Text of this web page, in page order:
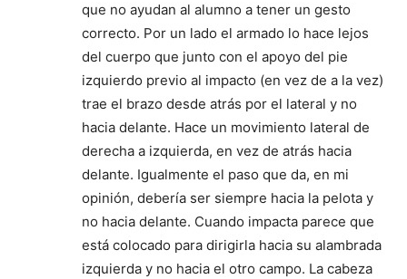
que no ayudan al alumno a tener un gesto
correcto. Por un lado el armado lo hace lejos
del cuerpo que junto con el apoyo del pie
izquierdo previo al impacto (en vez de a la vez)
trae el brazo desde atrás por el lateral y no
hacia delante. Hace un movimiento lateral de
derecha a izquierda, en vez de atrás hacia
delante. Igualmente el paso que da, en mi
opinión, debería ser siempre hacia la pelota y
no hacia delante. Cuando impacta parece que
está colocado para dirigirla hacia su alambrada
izquierda y no hacia el otro campo. La cabeza